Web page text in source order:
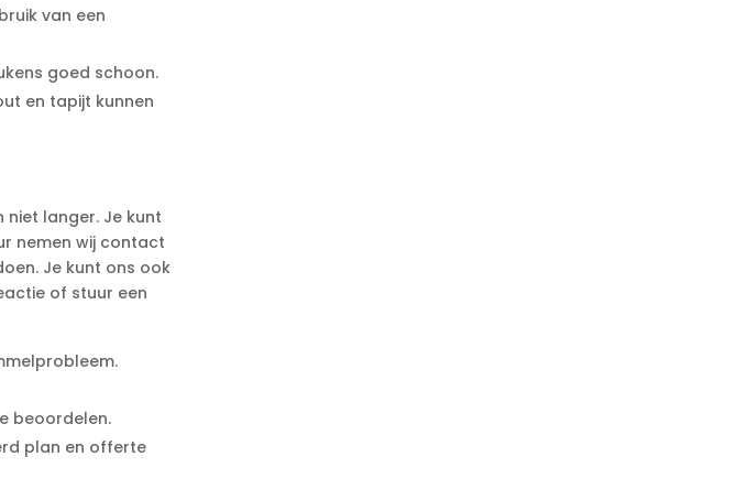
van een
goed schoon.​
en tapijt kunnen
niet langer.​ Je kunt
nemen wij contact
Je kunt ons ook
of stuur een
beoordelen.​
plan en offerte